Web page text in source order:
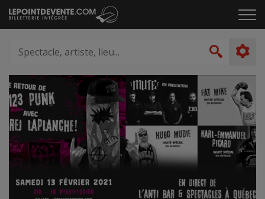
Passer
au
le
artiste,
lieu...